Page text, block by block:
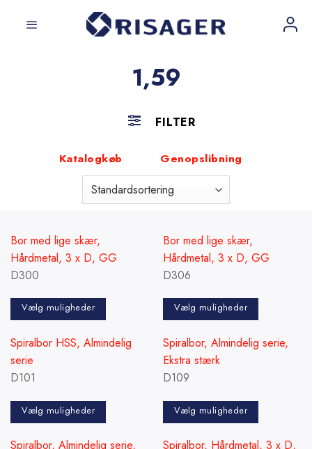
1,59
FILTER
Katalogkøb Genopslibning
Bor med lige skær,
Hårdmetal, 3 x D, GG
D300
Vælg muligheder
vare
har
flere
varianter.
Mulighederne
Bor med lige skær,
Hårdmetal, 3 x D, GG
D306
Vælg muligheder
vare
har
flere
varianter.
Mulighederne
Spiralbor HSS, Almindelig
serie
D101
Vælg muligheder
Spiralbor, Almindelig serie,
Ekstra stærk
D109
Vælg muligheder
Spiralbor, Almindelig serie,
Spiralbor, Hårdmetal, 3 x D,